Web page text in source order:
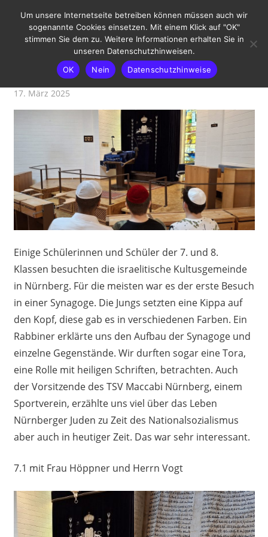
springen
MENÜ
Besuch in der Synagoge
17. März 2025
Einige Schülerinnen und Schüler der 7. und 8.
Klassen besuchten die israelitische Kultusgemeinde
in Nürnberg. Für die meisten war es der erste Besuch
in einer Synagoge. Die Jungs setzten eine Kippa auf
den Kopf, diese gab es in verschiedenen Farben. Ein
Rabbiner erklärte uns den Aufbau der Synagoge und
einzelne Gegenstände. Wir durften sogar eine Tora,
eine Rolle mit heiligen Schriften, betrachten. Auch
der Vorsitzende des TSV Maccabi Nürnberg, einem
Sportverein, erzählte uns viel über das Leben
Nürnberger Juden zu Zeit des Nationalsozialismus
aber auch in heutiger Zeit. Das war sehr interessant.
7.1 mit Frau Höppner und Herrn Vogt
Um unsere Internetseite betreiben können müssen auch wir
sogenannte Cookies einsetzen. Mit einem Klick auf "OK"
stimmen Sie dem zu. Weitere Informationen erhalten Sie in
unseren Datenschutzhinweisen.
OK
Nein Datenschutzhinweise